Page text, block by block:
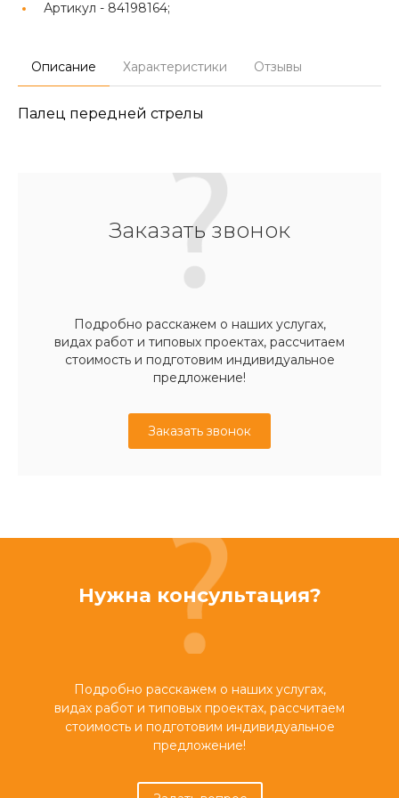
Артикул - 84198164;
Описание Характеристики Отзывы
Палец передней стрелы
Заказать звонок
Подробно расскажем о наших услугах,
видах работ и типовых проектах, рассчитаем
стоимость и подготовим индивидуальное
предложение!
Заказать звонок
Нужна консультация?
Подробно расскажем о наших услугах,
видах работ и типовых проектах, рассчитаем
стоимость и подготовим индивидуальное
предложение!